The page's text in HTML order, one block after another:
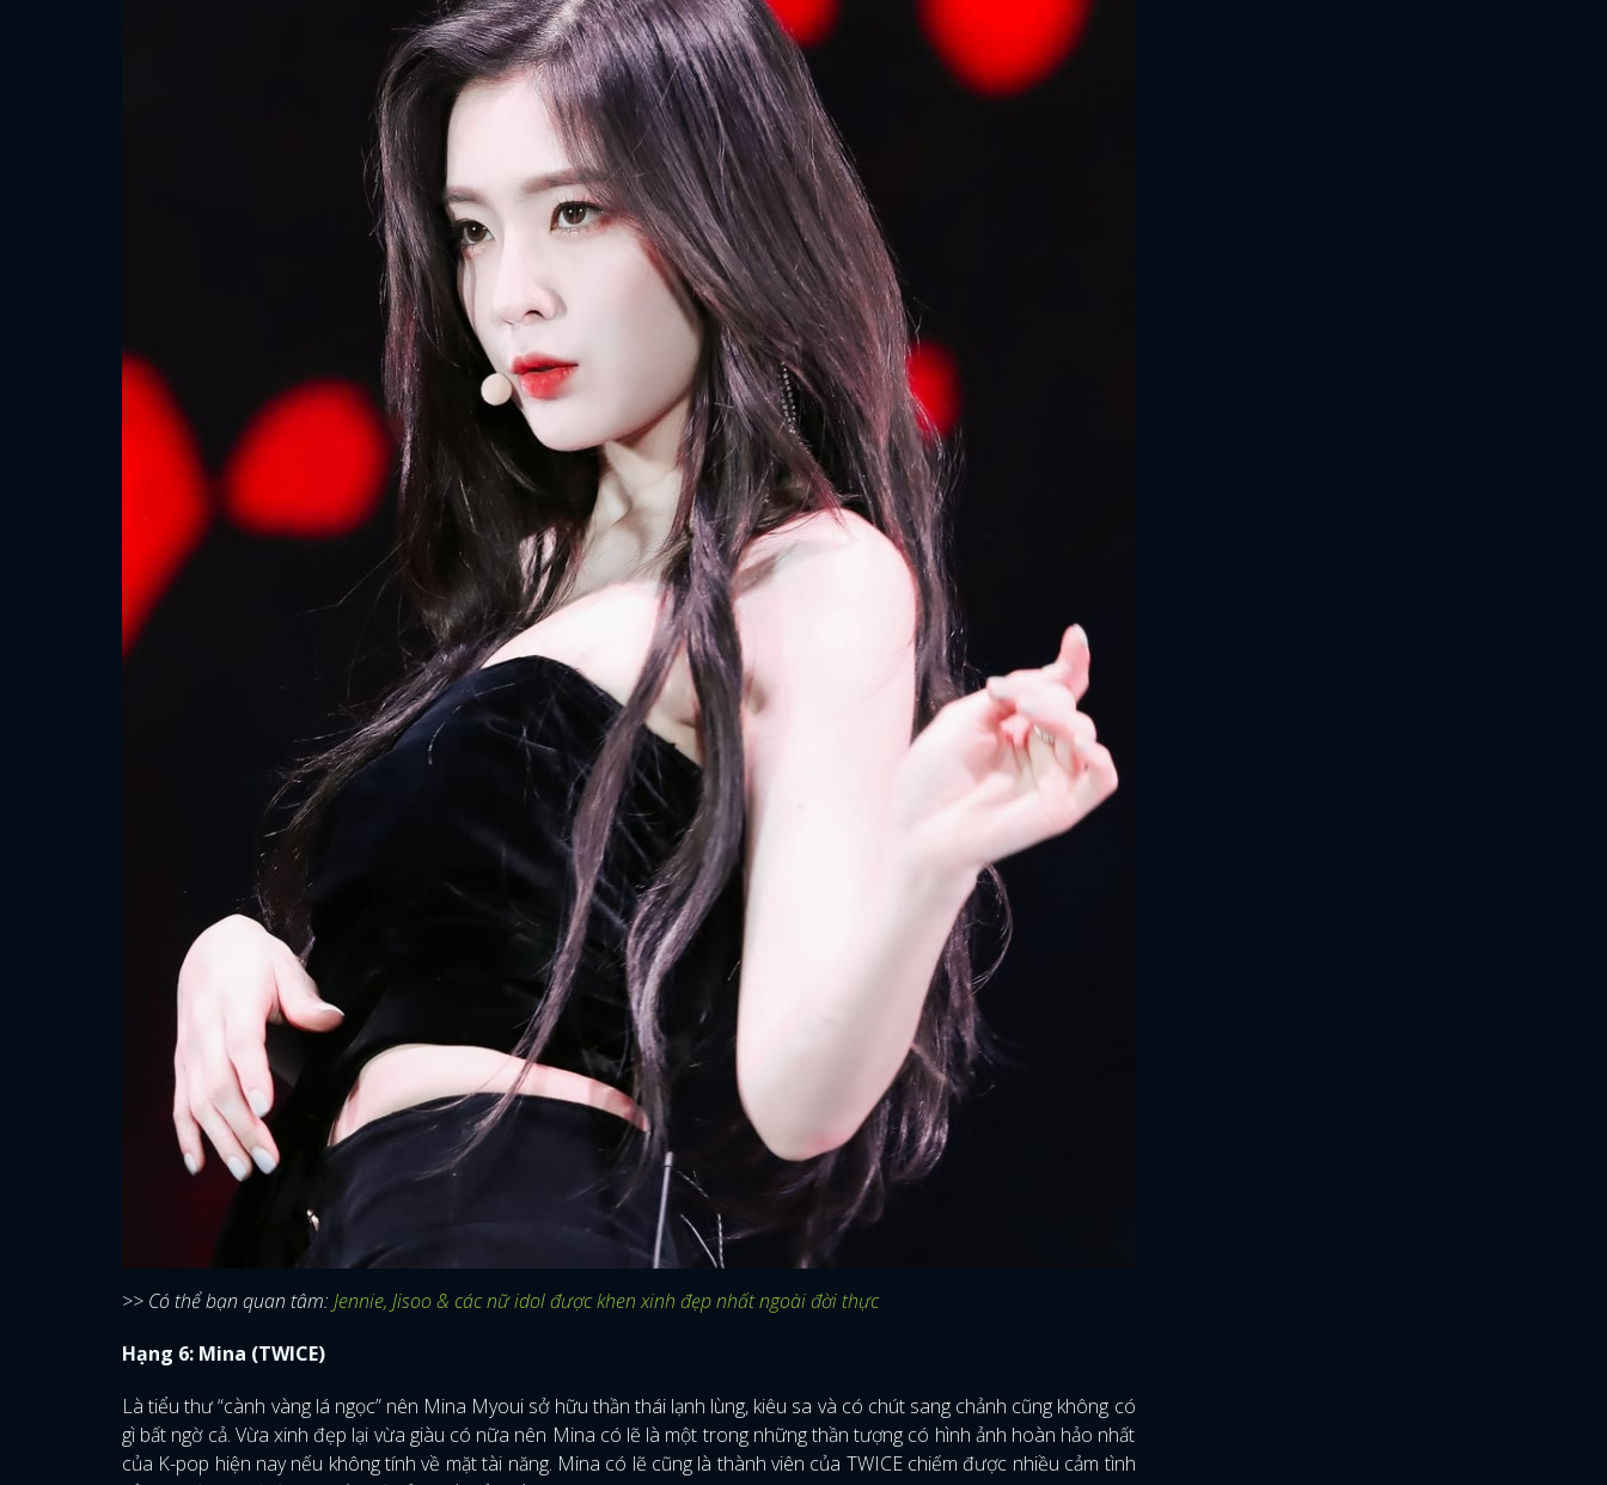
>> Có thể bạn quan tâm:Jennie, Jisoo & các nữ idol được khen xinh đẹp nhất ngoài đời thực
Hạng 6: Mina (TWICE)
Là tiểu thư “cành vàng lá ngọc” nên Mina Myoui sở hữu thần thái lạnh lùng, kiêu sa và có chút sang chảnh cũng không có
gì bất ngờ cả. Vừa xinh đẹp lại vừa giàu có nữa nên Mina có lẽ là một trong những thần tượng có hình ảnh hoàn hảo nhất
của K-pop hiện nay nếu không tính về mặt tài năng. Mina có lẽ cũng là thành viên của TWICE chiếm được nhiều cảm tình